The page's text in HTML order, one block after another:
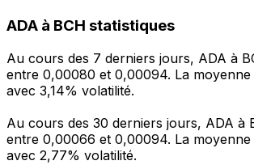
ADA à BCH statistiques
Au cours des 7 derniers jours, ADA à
entre 0,00080 et 0,00094. La
avec 3,14% volatilité.
Au cours des 30 derniers jours, ADA à
entre 0,00066 et 0,00094. La
avec 2,77% volatilité.